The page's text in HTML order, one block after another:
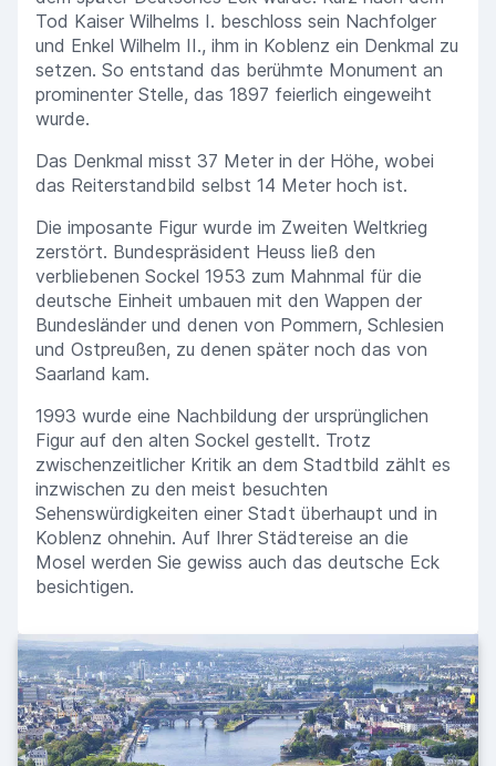
Tod Kaiser Wilhelms I. beschloss sein Nachfolger
und Enkel Wilhelm II., ihm in Koblenz ein Denkmal zu
setzen. So entstand das berühmte Monument an
prominenter Stelle, das 1897 feierlich eingeweiht
wurde.
Das Denkmal misst 37 Meter in der Höhe, wobei
das Reiterstandbild selbst 14 Meter hoch ist.
Die imposante Figur wurde im Zweiten Weltkrieg
zerstört. Bundespräsident Heuss ließ den
verbliebenen Sockel 1953 zum Mahnmal für die
deutsche Einheit umbauen mit den Wappen der
Bundesländer und denen von Pommern, Schlesien
und Ostpreußen, zu denen später noch das von
Saarland kam.
1993 wurde eine Nachbildung der ursprünglichen
Figur auf den alten Sockel gestellt. Trotz
zwischenzeitlicher Kritik an dem Stadtbild zählt es
inzwischen zu den meist besuchten
Sehenswürdigkeiten einer Stadt überhaupt und in
Koblenz ohnehin. Auf Ihrer Städtereise an die
Mosel werden Sie gewiss auch das deutsche Eck
besichtigen.